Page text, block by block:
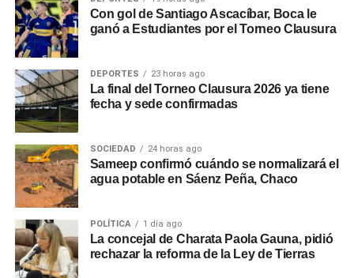
Con gol de Santiago Ascacíbar, Boca le
ganó a Estudiantes por el Torneo Clausura
DEPORTES 23 horas ago
La final del Torneo Clausura 2026 ya tiene
fecha y sede confirmadas
SOCIEDAD 24 horas ago
Sameep confirmó cuándo se normalizará el
agua potable en Sáenz Peña, Chaco
POLÍTICA 1 día ago
La concejal de Charata Paola Gauna, pidió
rechazar la reforma de la Ley de Tierras